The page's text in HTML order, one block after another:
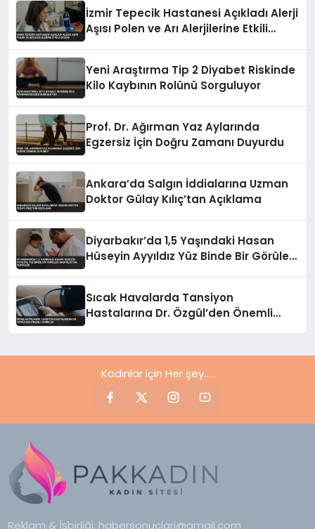
İzmir Tepecik Hastanesi Açıkladı Alerji
Aşısı Polen ve Arı Alerjilerine Etkili
Yeni Araştırma Tip 2 Diyabet Riskinde
Kilo Kaybının Rolünü Sorguluyor
Prof. Dr. Ağırman Yaz Aylarında
Egzersiz İçin Doğru Zamanı Duyurdu
Ankara’da Salgın İddialarına Uzman
Doktor Gülay Kılıç’tan Açıklama
Diyarbakır’da 1,5 Yaşındaki Hasan
Hüseyin Ayyıldız Yüz Binde Bir Görülen
Sıcak Havalarda Tansiyon
Hastalarına Dr. Özgül’den Önemli
Kadınlar için Her şey.....
Reklam & İşbirliği: habersonuclari@gmail.com